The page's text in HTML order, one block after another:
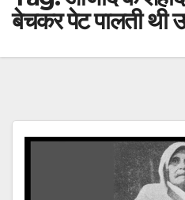
बेचकर पेट पालती थी